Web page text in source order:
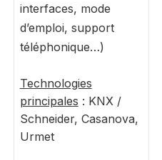
interfaces, mode
d’emploi, support
téléphonique…)
Technologies
principales : KNX /
Schneider, Casanova,
Urmet